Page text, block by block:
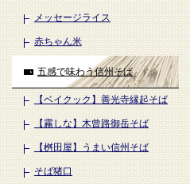
メッセージライス
赤ちゃん米
五感で味わう信州そば
【ベイクック】善光寺縁起そば
【霧しな】木曾路御岳そば
【桝田屋】うまい信州そば
そば猪口